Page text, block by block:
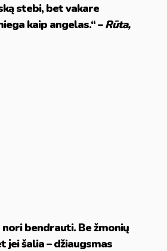
stebi, bet vakare
kaip angelas.“ –Rūta,
nori bendrauti. Be žmonių
jei šalia – džiaugsmas